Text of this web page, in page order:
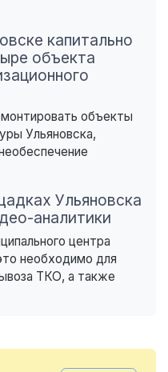
капитально
объекта
объекты
Ульяновска,
Ульяновска
аналитики
центра
необходимо для
ТКО, а также